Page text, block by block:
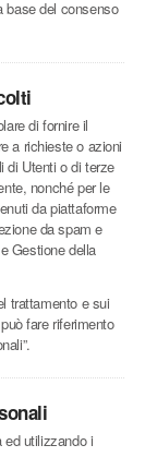
base del consenso
di fornire il
a richieste o azioni
di Utenti o di terze
nonché per le
da piattaforme
da spam e
Gestione della
trattamento e sui
fare riferimento
ed utilizzando i